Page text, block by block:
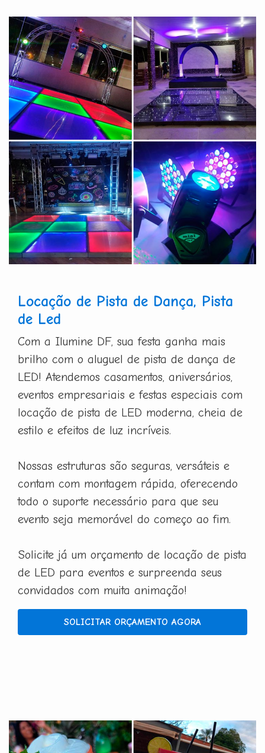
Locação de Pista de Dança, Pista
de Led
Com a Ilumine DF, sua festa ganha mais
brilho com o aluguel de pista de dança de
LED! Atendemos casamentos, aniversários,
eventos empresariais e festas especiais com
locação de pista de LED moderna, cheia de
estilo e efeitos de luz incríveis.
Nossas estruturas são seguras, versáteis e
contam com montagem rápida, oferecendo
todo o suporte necessário para que seu
evento seja memorável do começo ao fim.
Solicite já um orçamento de locação de pista
de LED para eventos e surpreenda seus
convidados com muita animação!
SOLICITAR ORÇAMENTO AGORA